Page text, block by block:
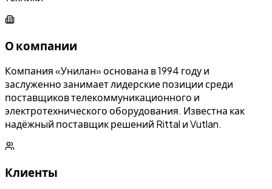
О компании
Компания «Унилан» основана в 1994 году и
заслуженно занимает лидерские позиции среди
поставщиков телекоммуникационного и
электротехнического оборудования. Известна как
надёжный поставщик решений Rittal и Vutlan.
Клиенты